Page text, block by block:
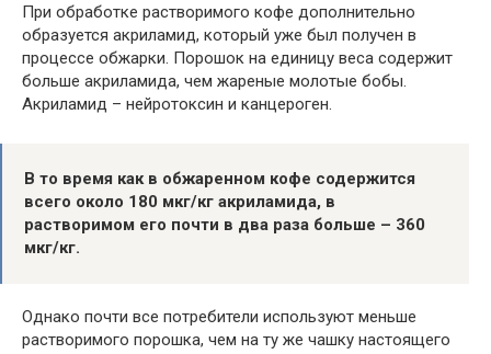
При обработке растворимого кофе дополнительно
образуется акриламид, который уже был получен в
процессе обжарки. Порошок на единицу веса содержит
больше акриламида, чем жареные молотые бобы.
Акриламид – нейротоксин и канцероген.
В то время как в обжаренном кофе содержится
всего около 180 мкг/кг акриламида, в
растворимом его почти в два раза больше – 360
мкг/кг.
Однако почти все потребители используют меньше
растворимого порошка, чем на ту же чашку настоящего